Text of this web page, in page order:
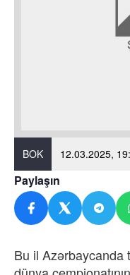
BOK 12.03.2025,
Paylaşın
Bu il Azərbaycanda